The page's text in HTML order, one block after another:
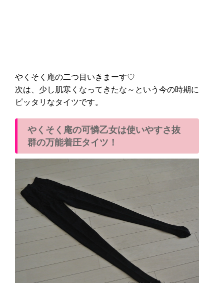
やくそく庵の二つ目いきまーす♡
次は、少し肌寒くなってきたな～という今の時期に
ピッタリなタイツです。
やくそく庵の可憐乙女は使いやすさ抜
群の万能着圧タイツ！